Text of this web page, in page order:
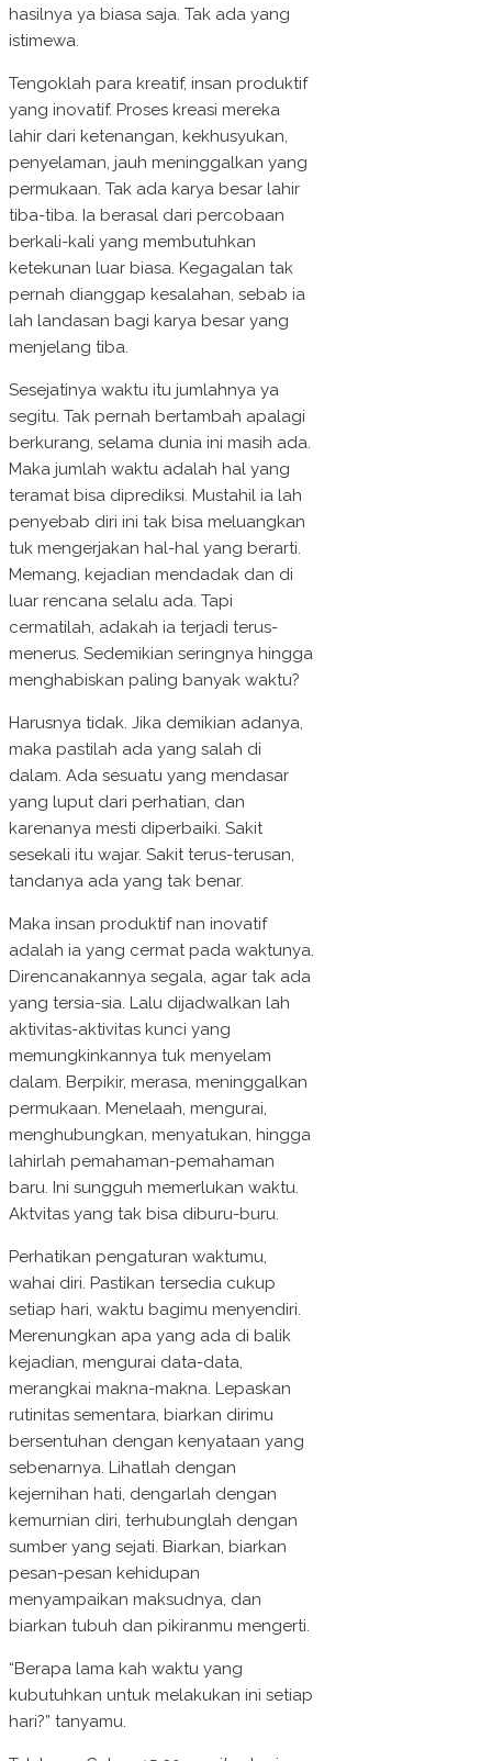
hasilnya ya biasa saja. Tak ada yang
istimewa.
Tengoklah para kreatif, insan produktif
yang inovatif. Proses kreasi mereka
lahir dari ketenangan, kekhusyukan,
penyelaman, jauh meninggalkan yang
permukaan. Tak ada karya besar lahir
tiba-tiba. Ia berasal dari percobaan
berkali-kali yang membutuhkan
ketekunan luar biasa. Kegagalan tak
pernah dianggap kesalahan, sebab ia
lah landasan bagi karya besar yang
menjelang tiba.
Sesejatinya waktu itu jumlahnya ya
segitu. Tak pernah bertambah apalagi
berkurang, selama dunia ini masih ada.
Maka jumlah waktu adalah hal yang
teramat bisa diprediksi. Mustahil ia lah
penyebab diri ini tak bisa meluangkan
tuk mengerjakan hal-hal yang berarti.
Memang, kejadian mendadak dan di
luar rencana selalu ada. Tapi
cermatilah, adakah ia terjadi terus-
menerus. Sedemikian seringnya hingga
menghabiskan paling banyak waktu?
Harusnya tidak. Jika demikian adanya,
maka pastilah ada yang salah di
dalam. Ada sesuatu yang mendasar
yang luput dari perhatian, dan
karenanya mesti diperbaiki. Sakit
sesekali itu wajar. Sakit terus-terusan,
tandanya ada yang tak benar.
Maka insan produktif nan inovatif
adalah ia yang cermat pada waktunya.
Direncanakannya segala, agar tak ada
yang tersia-sia. Lalu dijadwalkan lah
aktivitas-aktivitas kunci yang
memungkinkannya tuk menyelam
dalam. Berpikir, merasa, meninggalkan
permukaan. Menelaah, mengurai,
menghubungkan, menyatukan, hingga
lahirlah pemahaman-pemahaman
baru. Ini sungguh memerlukan waktu.
Aktvitas yang tak bisa diburu-buru.
Perhatikan pengaturan waktumu,
wahai diri. Pastikan tersedia cukup
setiap hari, waktu bagimu menyendiri.
Merenungkan apa yang ada di balik
kejadian, mengurai data-data,
merangkai makna-makna. Lepaskan
rutinitas sementara, biarkan dirimu
bersentuhan dengan kenyataan yang
sebenarnya. Lihatlah dengan
kejernihan hati, dengarlah dengan
kemurnian diri, terhubunglah dengan
sumber yang sejati. Biarkan, biarkan
pesan-pesan kehidupan
menyampaikan maksudnya, dan
biarkan tubuh dan pikiranmu mengerti.
“Berapa lama kah waktu yang
kubutuhkan untuk melakukan ini setiap
hari?” tanyamu.